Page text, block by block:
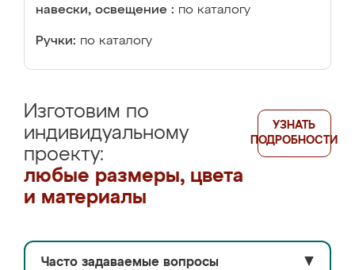
навески, освещение : по каталогу
Ручки: по каталогу
Изготовим по
индивидуальному
проекту:
любые размеры, цвета
и материалы
УЗНАТЬ
ПОДРОБНОСТИ
Часто задаваемые вопросы ▼